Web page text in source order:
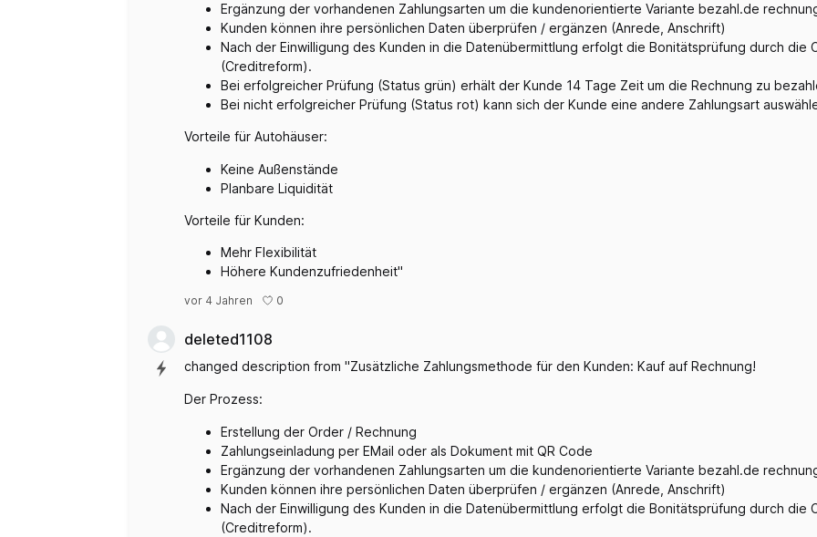
Ergänzung der vorhandenen Zahlungsarten um die kundenorientierte Variante bezahl.de
Kunden können ihre persönlichen Daten überprüfen / ergänzen (Anrede, Anschrift)
Nach der Einwilligung des Kunden in die Datenübermittlung erfolgt die Bonitätsprüfung durch die
(Creditreform).
Bei erfolgreicher Prüfung (Status grün) erhält der Kunde 14 Tage Zeit um die Rechnung zu
Bei nicht erfolgreicher Prüfung (Status rot) kann sich der Kunde eine andere Zahlungsart
Vorteile für Autohäuser:
Keine Außenstände
Planbare Liquidität
Vorteile für Kunden:
Mehr Flexibilität
Höhere Kundenzufriedenheit"
vor 4 Jahren 0
deleted1108
changed description from "Zusätzliche Zahlungsmethode für den Kunden: Kauf auf Rechnung!
Der Prozess:
Erstellung der Order / Rechnung
Zahlungseinladung per EMail oder als Dokument mit QR Code
Ergänzung der vorhandenen Zahlungsarten um die kundenorientierte Variante bezahl.de
Kunden können ihre persönlichen Daten überprüfen / ergänzen (Anrede, Anschrift)
Nach der Einwilligung des Kunden in die Datenübermittlung erfolgt die Bonitätsprüfung durch die
(Creditreform).